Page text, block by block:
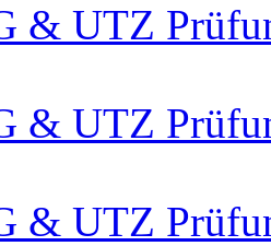
& UTZ
& UTZ
& UTZ